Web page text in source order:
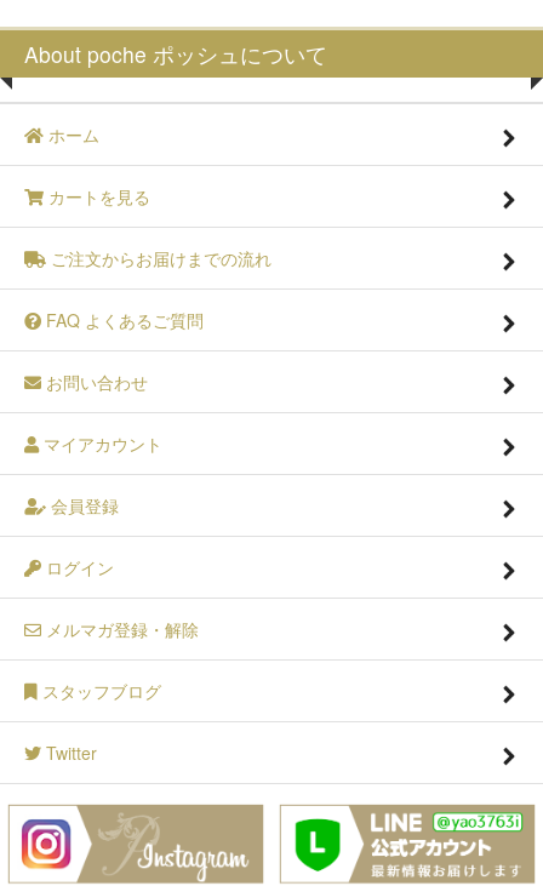
About poche ポッシュについて
ホーム
カートを見る
ご注文からお届けまでの流れ
FAQ よくあるご質問
お問い合わせ
マイアカウント
会員登録
ログイン
メルマガ登録・解除
スタッフブログ
Twitter